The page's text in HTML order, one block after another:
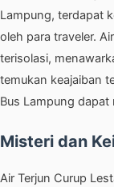
Lampung, terdapat
oleh para traveler.
terisolasi,
temukan keajaiban
Bus Lampung
Misteri dan
Air Terjun Curup